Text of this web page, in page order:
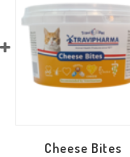
Cheese Bites